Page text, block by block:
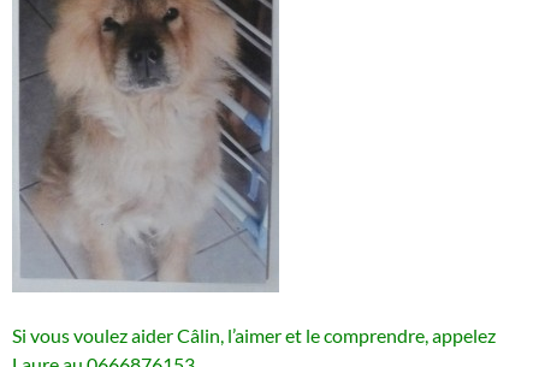
Si vous voulez aider Câlin, l’aimer et le comprendre, appelez